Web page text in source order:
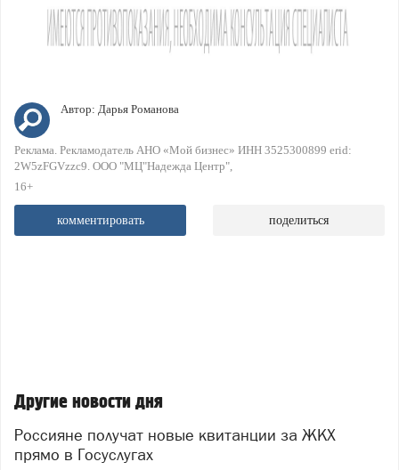
Автор: Дарья Романова
Реклама. Рекламодатель АНО «Мой бизнес» ИНН 3525300899 erid:
2W5zFGVzzc9. ООО "МЦ"Надежда Центр"
16+
комментировать поделиться
Другие новости дня
Россияне получат новые квитанции за ЖКХ
прямо в Госуслугах